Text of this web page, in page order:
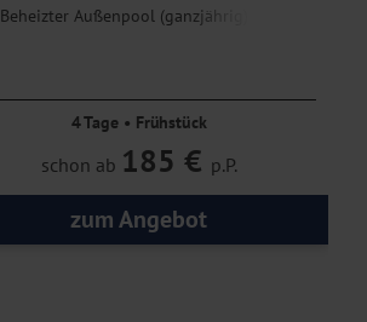
Beheizter Außenpool (ganzjährig)
4 Tage • Frühstück
schon ab 185 € p.P.
zum Angebot